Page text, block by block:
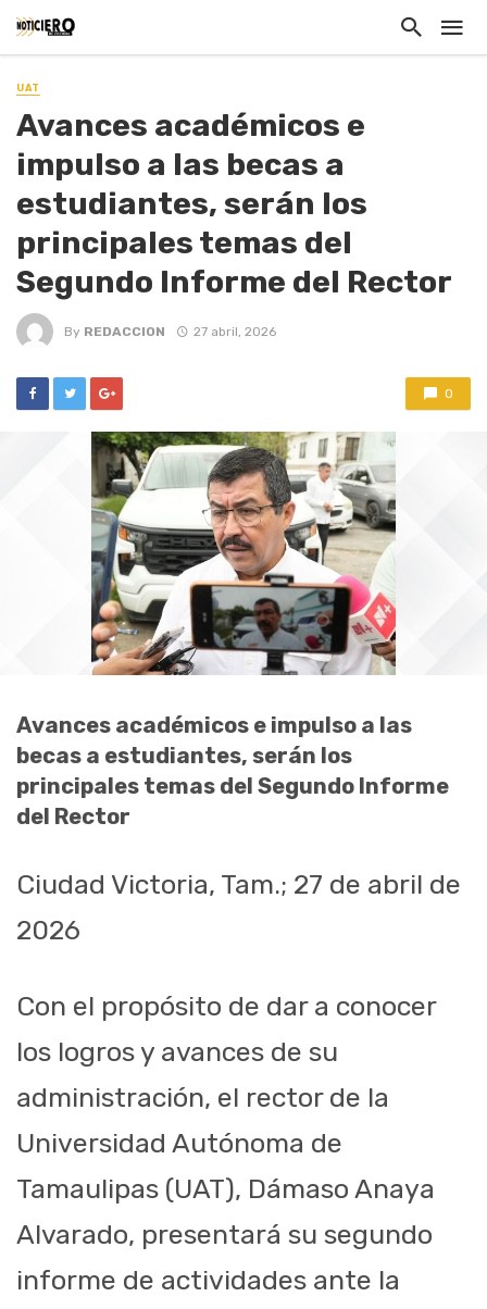
UAT
Avances académicos e
impulso a las becas a
estudiantes, serán los
principales temas del
Segundo Informe del Rector
By REDACCION 27 abril, 2026
0
Avances académicos e impulso a las
becas a estudiantes, serán los
principales temas del Segundo Informe
del Rector
Ciudad Victoria, Tam.; 27 de abril de
2026
Con el propósito de dar a conocer
los logros y avances de su
administración, el rector de la
Universidad Autónoma de
Tamaulipas (UAT), Dámaso Anaya
Alvarado, presentará su segundo
informe de actividades ante la